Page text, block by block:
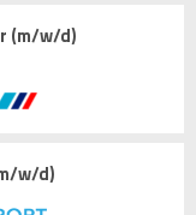
(m/w/d)
w/d)